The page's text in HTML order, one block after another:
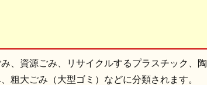
、資源ごみ、リサイクルするプラスチック、陶
粗大ごみ（大型ゴミ）などに分類されます。